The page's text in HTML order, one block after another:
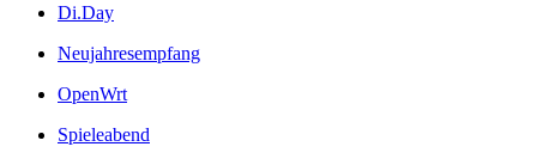
Di.Day
Neujahresempfang
OpenWrt
Spieleabend